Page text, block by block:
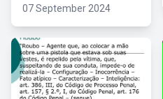
07 September 2024